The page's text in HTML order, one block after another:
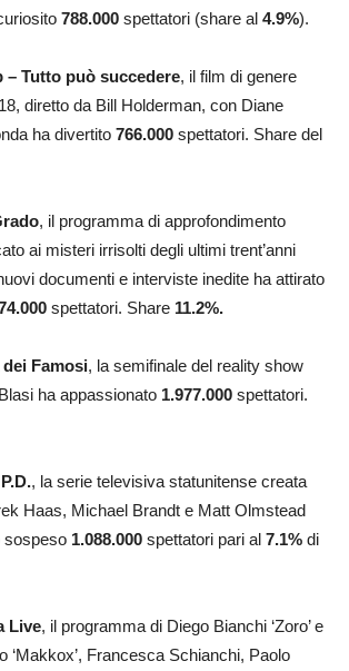
788.000 spettatori (share al 4.9%).
– Tutto può succedere, il film di genere
diretto da Bill Holderman, con Diane
ha divertito 766.000 spettatori. Share del
, il programma di approfondimento
ai misteri irrisolti degli ultimi trent’anni
documenti e interviste inedite ha attirato
spettatori. Share 11.2%.
dei Famosi, la semifinale del reality show
ha appassionato 1.977.000 spettatori.
, la serie televisiva statunitense creata
Haas, Michael Brandt e Matt Olmstead
sospeso 1.088.000 spettatori pari al 7.1% di
Live, il programma di Diego Bianchi ‘Zoro’ e
‘Makkox’, Francesca Schianchi, Paolo